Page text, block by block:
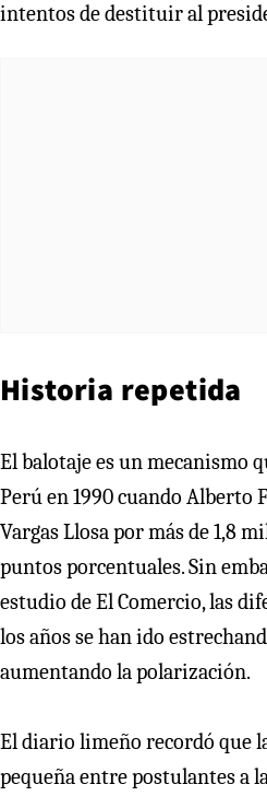
intentos de destituir al
Historia repetida
El balotaje es un mecanismo
Perú en 1990 cuando Alberto
Vargas Llosa por más de 1,8
puntos porcentuales. Sin
estudio de El Comercio, las
los años se han ido
aumentando la polarización.
El diario limeño recordó que
pequeña entre postulantes a